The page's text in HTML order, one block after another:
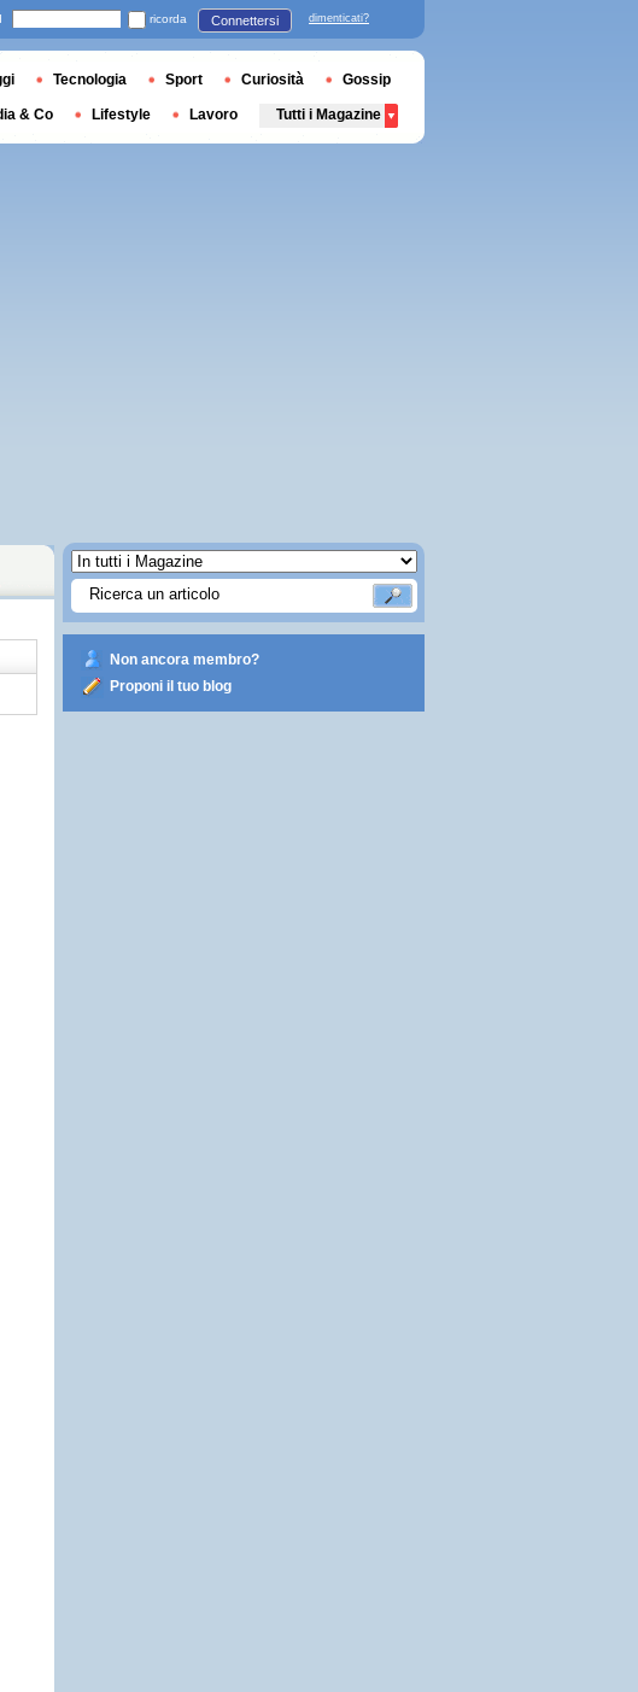
Non ancora membro?
Proponi il tuo blog
ricorda Connettersi dimenticati?
Tecnologia Sport Curiosità Gossip
& Co Lifestyle Lavoro Tutti i Magazine